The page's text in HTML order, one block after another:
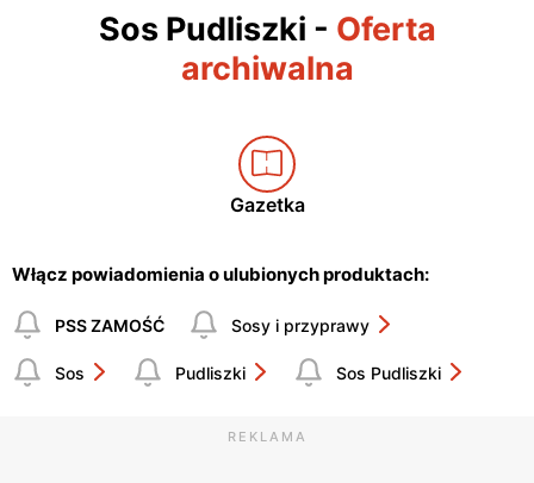
Sos Pudliszki - Oferta
archiwalna
Gazetka
Włącz powiadomienia o ulubionych produktach:
PSS ZAMOŚĆ Sosy i przyprawy
Sos Pudliszki Sos Pudliszki
REKLAMA